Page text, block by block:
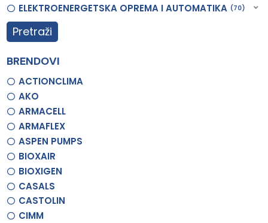
ELEKTROENERGETSKA OPREMA I AUTOMATIKA 70
Pretraži
BRENDOVI
ACTIONCLIMA
AKO
ARMACELL
ARMAFLEX
ASPEN PUMPS
BIOXAIR
BIOXIGEN
CASALS
CASTOLIN
CIMM